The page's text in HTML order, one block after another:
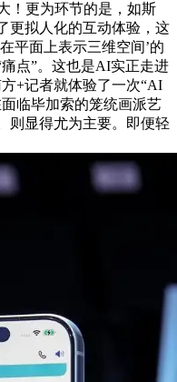
！更为环节的是，如斯
更拟人化的互动体验，这
平面上表示三维空间’的
点”。这也是AI实正走进
+记者就体验了一次“AI
临毕加索的笼统画派艺
则显得尤为主要。即便轻